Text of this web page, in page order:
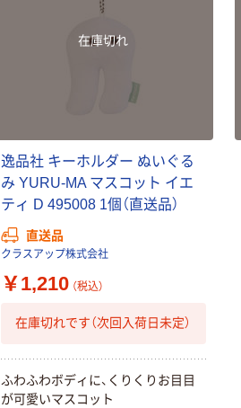
在庫切れ
逸品社 キーホルダー ぬいぐる
み YURU-MA マスコット イエ
ティ D 495008 1個（直送品）
直送品
クラスアップ株式会社
￥1,210 （税込）
在庫切れです（次回入荷日未定）
ふわふわボディに、くりくりお目目
が可愛いマスコット